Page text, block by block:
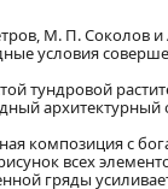
М. П. Соколов и
условия
тундровой
композиция с
всех
гряды